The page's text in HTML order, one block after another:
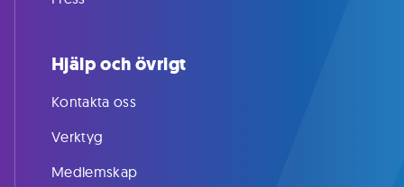
Hjälp och övrigt
Kontakta oss
Verktyg
Medlemskap